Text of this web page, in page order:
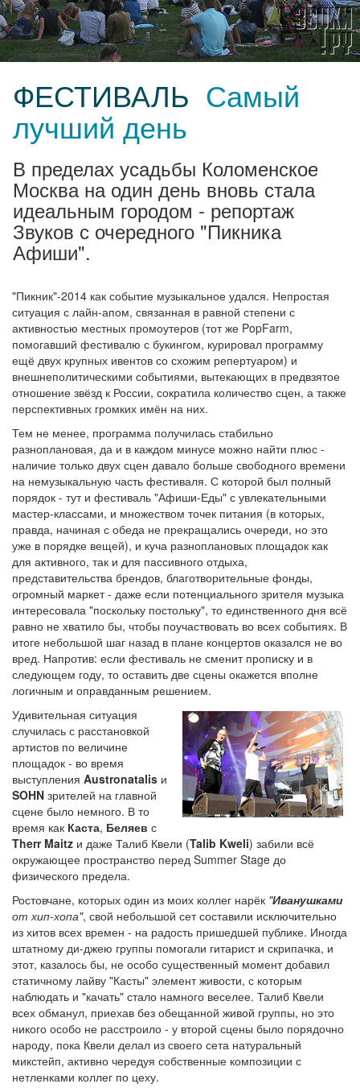
ФЕСТИВАЛЬ Самый
лучший день
В пределах усадьбы Коломенское
Москва на один день вновь стала
идеальным городом - репортаж
Звуков с очередного "Пикника
Афиши".
"Пикник"-2014 как событие музыкальное удался. Непростая
ситуация с лайн-апом, связанная в равной степени с
активностью местных промоутеров (тот же PopFarm,
помогавший фестивалю с букингом, курировал программу
ещё двух крупных ивентов со схожим репертуаром) и
внешнеполитическими событиями, вытекающих в предвзятое
отношение звёзд к России, сократила количество сцен, а также
перспективных громких имён на них.
Тем не менее, программа получилась стабильно
разноплановая, да и в каждом минусе можно найти плюс -
наличие только двух сцен давало больше свободного времени
на немузыкальную часть фестиваля. С которой был полный
порядок - тут и фестиваль "Афиши-Еды" с увлекательными
мастер-классами, и множеством точек питания (в которых,
правда, начиная с обеда не прекращались очереди, но это
уже в порядке вещей), и куча разноплановых площадок как
для активного, так и для пассивного отдыха,
представительства брендов, благотворительные фонды,
огромный маркет - даже если потенциального зрителя музыка
интересовала "поскольку постольку", то единственного дня всё
равно не хватило бы, чтобы поучаствовать во всех событиях. В
итоге небольшой шаг назад в плане концертов оказался не во
вред. Напротив: если фестиваль не сменит прописку и в
следующем году, то оставить две сцены окажется вполне
логичным и оправданным решением.
Удивительная ситуация
случилась с расстановкой
артистов по величине
площадок - во время
выступления Austronatalis и
SOHN зрителей на главной
сцене было немного. В то
время как Каста, Беляев с
Therr Maitz и даже Талиб Квели (Talib Kweli) забили всё
окружающее пространство перед Summer Stage до
физического предела.
Ростовчане, которых один из моих коллег нарёк "Иванушками
от хип-хопа", свой небольшой сет составили исключительно
из хитов всех времен - на радость пришедшей публике. Иногда
штатному ди-джею группы помогали гитарист и скрипачка, и
этот, казалось бы, не особо существенный момент добавил
статичному лайву "Касты" элемент живости, с которым
наблюдать и "качать" стало намного веселее. Талиб Квели
всех обманул, приехав без обещанной живой группы, но это
никого особо не расстроило - у второй сцены было порядочно
народу, пока Квели делал из своего сета натуральный
микстейп, активно чередуя собственные композиции с
нетленками коллег по цеху.